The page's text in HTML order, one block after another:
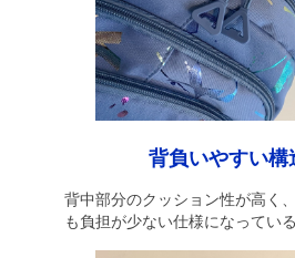
背負いやすい構
背中部分のクッション性が高く
も負担が少ない仕様になっている